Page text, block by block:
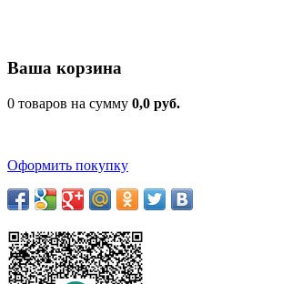
Ваша корзина
0 товаров на сумму 0,0 руб.
Оформить покупку